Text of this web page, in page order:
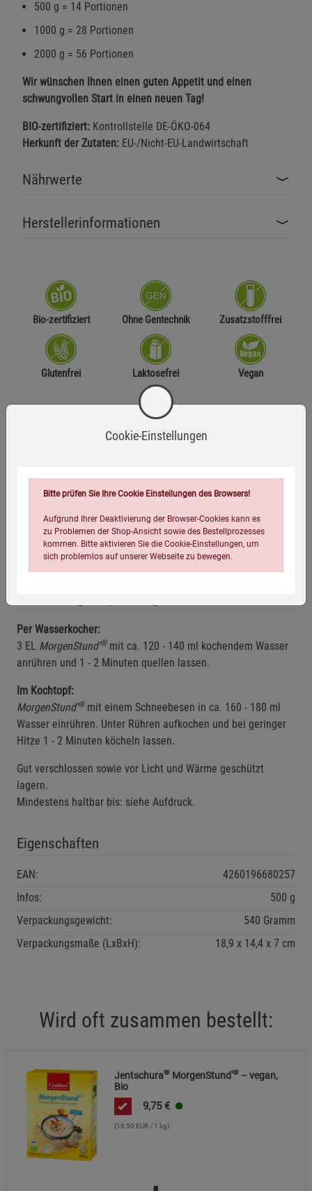
500 g = 14 Portionen
1000 g = 28 Portionen
2000 g = 56 Portionen
Wir wünschen Ihnen einen guten Appetit und einen
schwungvollen Start in einen neuen Tag!
BIO-zertifiziert: Kontrollstelle DE-ÖKO-064
Herkunft der Zutaten: EU-/Nicht-EU-Landwirtschaft
Nährwerte
Herstellerinformationen
Bio-zertifiziert Ohne Gentechnik Zusatzstofffrei
Glutenfrei Laktosefrei Vegan
*aus kontrolliert ökologischer Erzeugung
Allergene:
Enthält Mandeln
Per Wasserkocher:
3 EL MorgenStund'®mit ca. 120 - 140 ml kochendem Wasser
anrühren und 1 - 2 Minuten quellen lassen.
Im Kochtopf:
MorgenStund'®mit einem Schneebesen in ca. 160 - 180 ml
Wasser einrühren. Unter Rühren aufkochen und bei geringer
Hitze 1 - 2 Minuten köcheln lassen.
Gut verschlossen sowie vor Licht und Wärme geschützt
lagern.
Mindestens haltbar bis: siehe Aufdruck.
Eigenschaften
EAN:
4260196680257
Infos:
500 g
Verpackungsgewicht:
540 Gramm
Verpackungsmaße (LxBxH):
18,9 14,4 7 cm
Wird oft zusammen bestellt:
Jentschura® MorgenStund'® – vegan,
Bio
9,75 €
(19,50 EUR / 1 kg)
Cookie-Einstellungen
Bitte prüfen Sie Ihre Cookie Einstellungen des Browsers!
Aufgrund Ihrer Deaktivierung der Browser-Cookies kann es
zu Problemen der Shop-Ansicht sowie des Bestellprozesses
kommen. Bitte aktivieren Sie die Cookie-Einstellungen, um
sich problemlos auf unserer Webseite zu bewegen.
Einstellungen speichern für die Gruppe
Einwilligung nicht erteilen
Notwendige Cookies (5)
Beschreibung Notwendige Cookies
Cookie-Informationenanzeigen
Funktionale Cookies (1)
Statistik Cookies (2)
Beschreibung Statistik Cookies
Marketing Cookies (3) Marketing Cookies